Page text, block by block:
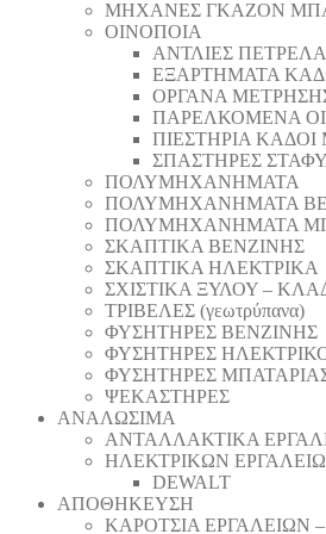
ΜΗΧΑΝΕΣ ΓΚΑΖΟΝ
ΟΙΝΟΠΟΙΑ
ΑΝΤΛΙΕΣ
ΕΞΑΡΤΗΜΑΤΑ
ΟΡΓΑΝΑ
ΠΑΡΕΛΚΟΜΕΝΑ
ΠΙΕΣΤΗΡΙΑ
ΣΠΑΣΤΗΡΕΣ
ΠΟΛΥΜΗΧΑΝΗΜΑΤΑ
ΠΟΛΥΜΗΧΑΝΗΜΑΤΑ
ΠΟΛΥΜΗΧΑΝΗΜΑΤΑ
ΣΚΑΠΤΙΚΑ ΒΕΝΖΙΝΗΣ
ΣΚΑΠΤΙΚΑ ΗΛΕΚΤΡΙΚΑ
ΣΧΙΣΤΙΚΑ ΞΥΛΟΥ –
ΤΡΙΒΕΛΕΣ (γεωτρύπανα)
ΦΥΣΗΤΗΡΕΣ ΒΕΝΖΙΝΗΣ
ΦΥΣΗΤΗΡΕΣ
ΦΥΣΗΤΗΡΕΣ
ΨΕΚΑΣΤΗΡΕΣ
ΑΝΑΛΩΣΙΜΑ
ΑΝΤΑΛΛΑΚΤΙΚΑ
ΗΛΕΚΤΡΙΚΩΝ
DEWALT
ΑΠΟΘΗΚΕΥΣΗ
ΚΑΡΟΤΣΙΑ ΕΡΓΑΛΕΙΩΝ